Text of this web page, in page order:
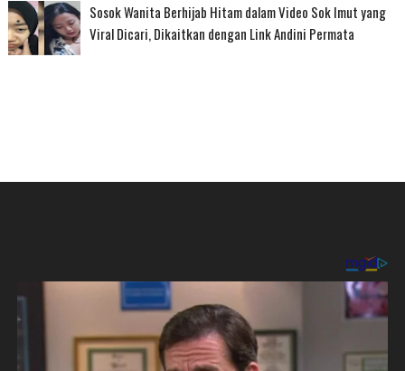
Sosok Wanita Berhijab Hitam dalam Video Sok Imut yang
Viral Dicari, Dikaitkan dengan Link Andini Permata